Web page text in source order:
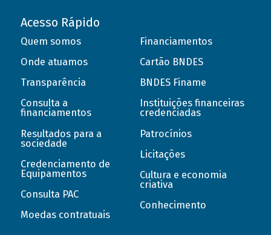
Acesso Rápido
Quem somos
Onde atuamos
Transparência
Consulta a
financiamentos
Resultados para a
sociedade
Credenciamento de
Equipamentos
Consulta PAC
Moedas contratuais
Financiamentos
Cartão BNDES
BNDES Finame
Instituições financeiras
credenciadas
Patrocínios
Licitações
Cultura e economia
criativa
Conhecimento